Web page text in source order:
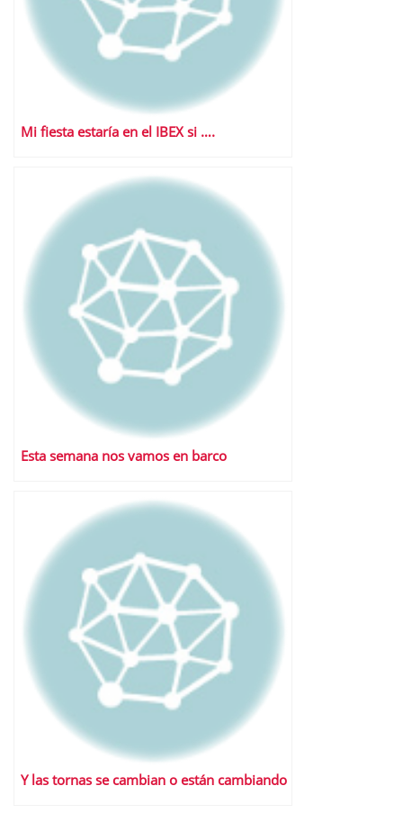
Mi fiesta estaría en el IBEX si ….
Esta semana nos vamos en barco
Y las tornas se cambian o están cambiando